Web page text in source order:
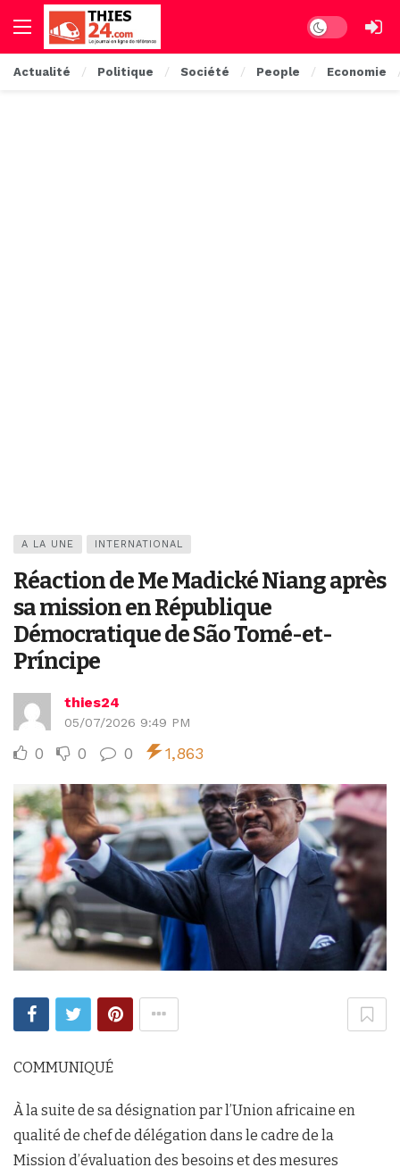
Dark mode
Actualité Politique Société People Economie
A LA UNE INTERNATIONAL
Réaction de Me Madické Niang après
sa mission en République
Démocratique de São Tomé-et-
Príncipe
thies24
05/07/2026 9:49 PM
0 0 0 1,863
COMMUNIQUÉ
À la suite de sa désignation par l’Union africaine en
qualité de chef de délégation dans le cadre de la
Mission d’évaluation des besoins et des mesures